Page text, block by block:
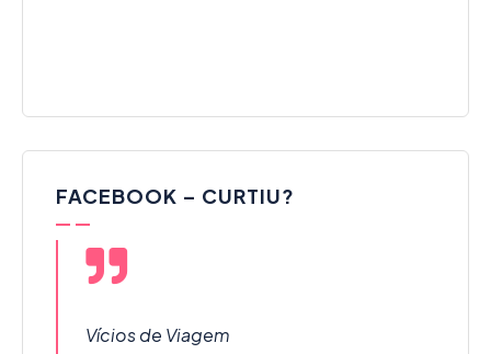
FACEBOOK – CURTIU?
Vícios de Viagem